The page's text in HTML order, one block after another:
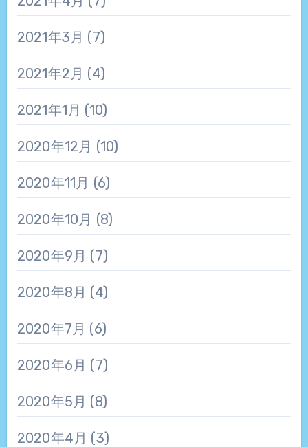
2021年3月 (7)
2021年2月 (4)
2021年1月 (10)
2020年12月 (10)
2020年11月 (6)
2020年10月 (8)
2020年9月 (7)
2020年8月 (4)
2020年7月 (6)
2020年6月 (7)
2020年5月 (8)
2020年4月 (3)